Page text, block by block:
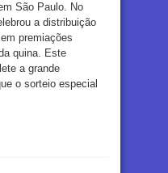
São Paulo. No
a distribuição
premiações
quina. Este
a grande
o sorteio especial